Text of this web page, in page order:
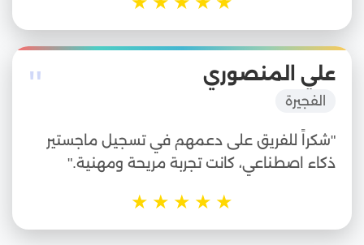
" علي المنصوري
الفجيرة
"شكراً للفريق على دعمهم في تسجيل ماجستير
ذكاء اصطناعي، كانت تجربة مريحة ومهنية."
★
★
★
★
★